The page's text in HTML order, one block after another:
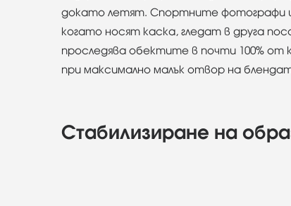
докато летят. Спортните фотографи
когато носят каска, гледат в друга
проследява обектите в почти 100% от
при максимално малък отвор на
Стабилизиране на